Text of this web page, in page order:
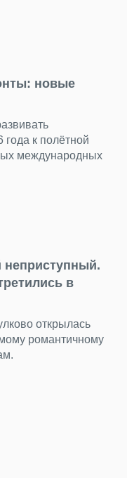
показал аэропорт с
самый
столице Турции
курортные
бензопилу и еще
в терминале